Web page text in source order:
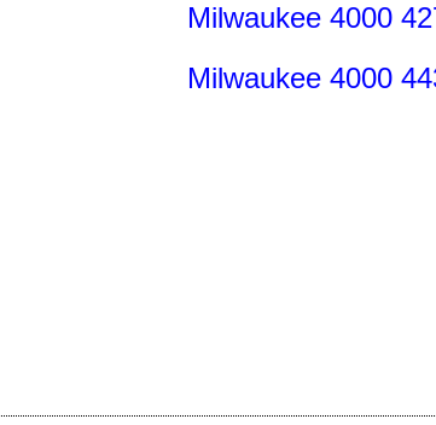
Milwaukee 4000
Milwaukee 4000